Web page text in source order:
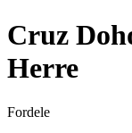
Cruz
Herre
Fordele